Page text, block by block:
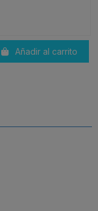
Añadir al carrito